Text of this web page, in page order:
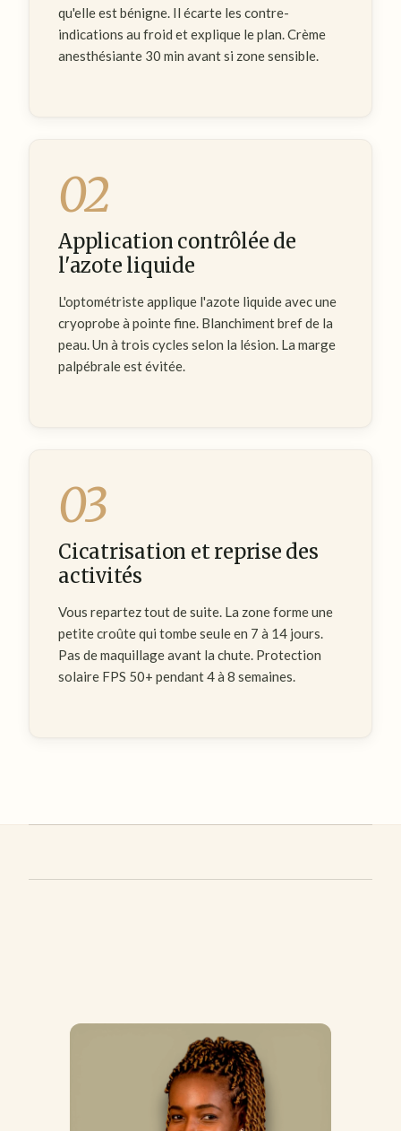
qu'elle est bénigne. Il écarte les contre-
indications au froid et explique le plan. Crème
anesthésiante 30 min avant si zone sensible.
02
Application contrôlée de
l'azote liquide
L'optométriste applique l'azote liquide avec une
cryoprobe à pointe fine. Blanchiment bref de la
peau. Un à trois cycles selon la lésion. La marge
palpébrale est évitée.
03
Cicatrisation et reprise des
activités
Vous repartez tout de suite. La zone forme une
petite croûte qui tombe seule en 7 à 14 jours.
Pas de maquillage avant la chute. Protection
solaire FPS 50+ pendant 4 à 8 semaines.